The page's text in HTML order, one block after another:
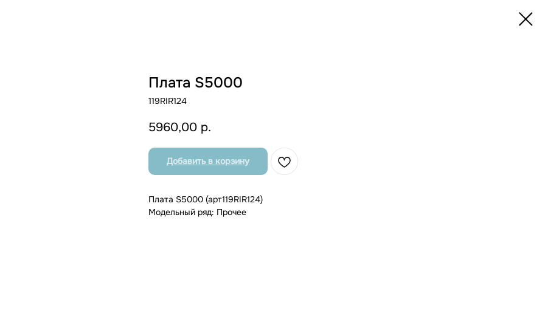
Плата S5000
119RIR124
5960,00 р.
Добавить в корзину
Плата S5000 (арт119RIR124)
Модельный ряд: Прочее